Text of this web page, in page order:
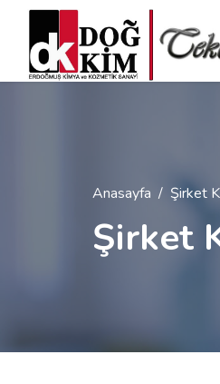
Anasayfa Şirket
Şirket